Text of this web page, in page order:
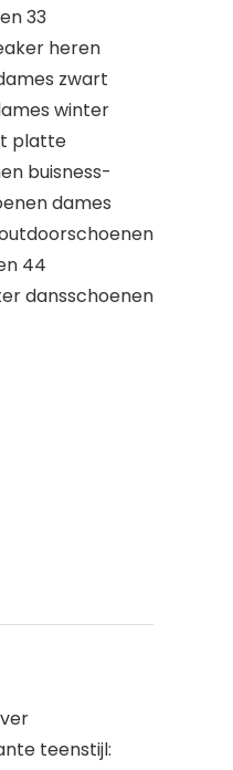
33
heren
zwart
winter
platte
buisness-
dames
44
dansschoenen
teenstijl: